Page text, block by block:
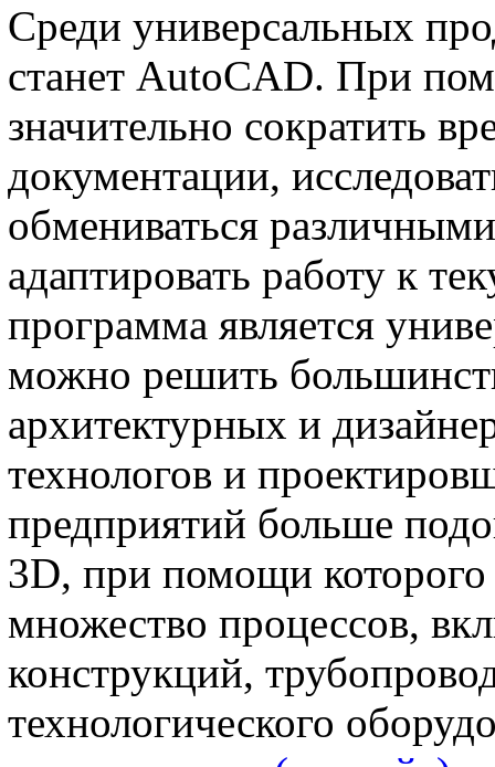
Среди универсальных
станет AutoCAD. При
значительно сократить
документации,
обмениваться
адаптировать работу к
программа является
можно решить
архитектурных и
технологов и
предприятий больше
3D, при помощи
множество процессов,
конструкций,
технологического